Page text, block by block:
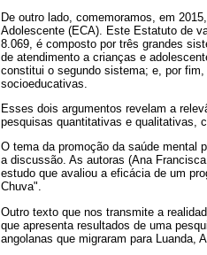
De outro lado, comemoramos, em
Adolescente (ECA). Este Estatuto de
8.069, é composto por três grandes
de atendimento a crianças e
constitui o segundo sistema; e, por
socioeducativas.
Esses dois argumentos revelam a
pesquisas quantitativas e qualitativas,
O tema da promoção da saúde mental
a discussão. As autoras (Ana
estudo que avaliou a eficácia de um
Chuva".
Outro texto que nos transmite a
que apresenta resultados de uma
angolanas que migraram para Luanda,